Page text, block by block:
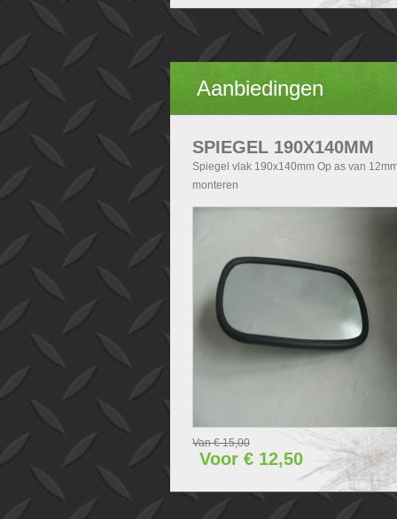
Aanbiedingen
SPIEGEL 190X140MM
Spiegel vlak 190x140mm Op as van
monteren
Van € 15,00
Voor € 12,50